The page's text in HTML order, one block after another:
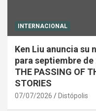
INTERNACIONAL
Ken Liu anuncia su
para septiembre
THE PASSING OF
STORIES
07/07/2026 Distópolis